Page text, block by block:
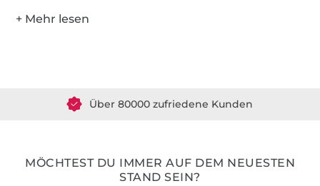
MÖCHTEST DU IMMER AUF DEM NEUESTEN
STAND SEIN?